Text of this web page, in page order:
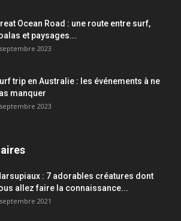
Ocean Road : une route entre surf,
et paysages...
2023
trip en Australie : les événements à ne
manquer
2023
: 7 adorables créatures dont
allez faire la connaissance...
2021